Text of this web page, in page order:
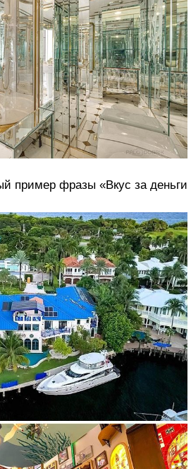
пример фразы «Вкус за деньги